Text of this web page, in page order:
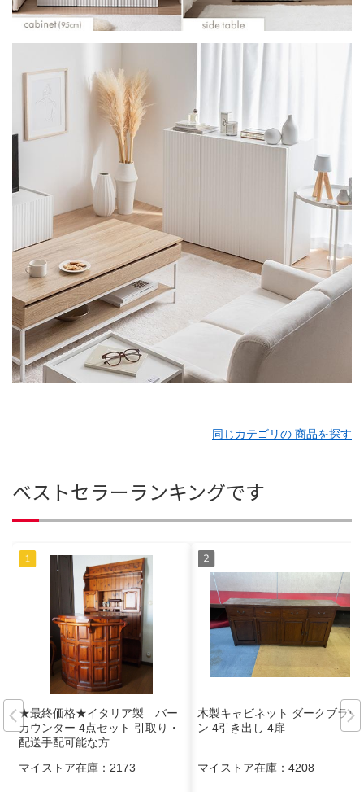
同じカテゴリの 商品を探す
ベストセラーランキングです
★最終価格★イタリア製 バー
カウンター 4点セット 引取り・
配送手配可能な方
マイストア在庫： 2173
木製キャビネット ダークブラウ
ン 4引き出し 4扉
マイストア在庫： 4208